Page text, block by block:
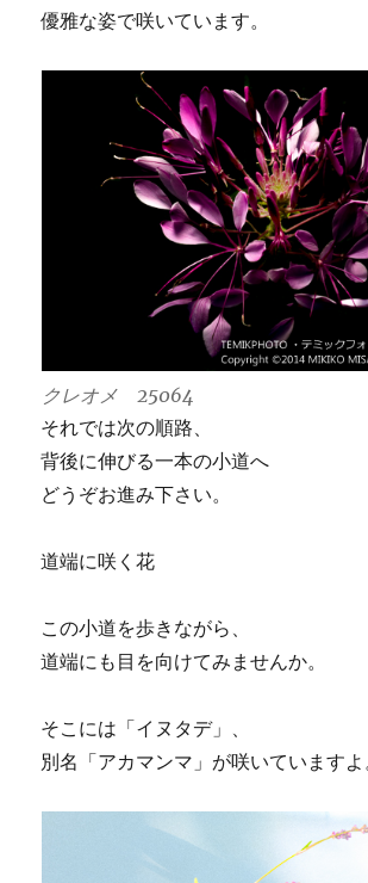
優雅な姿で咲いています。
クレオメ 25064
それでは次の順路、
背後に伸びる一本の小道へ
どうぞお進み下さい。
道端に咲く花
この小道を歩きながら、
道端にも目を向けてみませんか。
そこには「イヌタデ」、
別名「アカマンマ」が咲いていますよ